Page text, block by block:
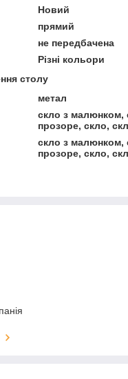
Новий
прямий
не передбачена
Різні кольори
столу
метал
скло з малюнком,
прозоре, скло,
скло з малюнком,
прозоре, скло,